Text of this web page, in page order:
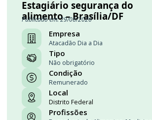
Estagiário segurança do
alimento – Brasília/DF
Publicado em: 29/06/2026
Empresa
Atacadão Dia a Dia
Tipo
Não obrigatório
Condição
Remunerado
Local
Distrito Federal
Profissões